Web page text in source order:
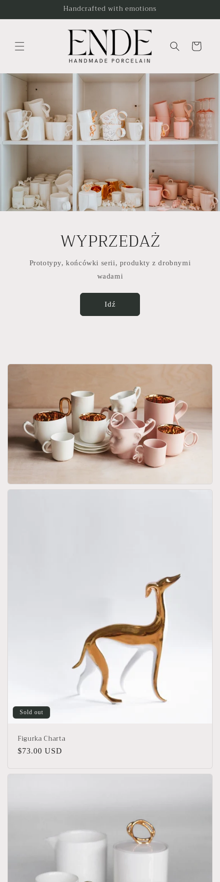
Handcrafted with emotions
Cart
WYPRZEDAŻ
Prototypy, końcówki serii, produkty z drobnymi
wadami
Idź
Sold out
Figurka Charta
Regular
$73.00 USD